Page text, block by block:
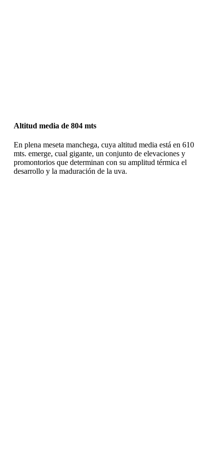
Altitud media de 804 mts
En plena meseta manchega, cuya altitud media está en 610
mts. emerge, cual gigante, un conjunto de elevaciones y
promontorios que determinan con su amplitud térmica el
desarrollo y la maduración de la uva.